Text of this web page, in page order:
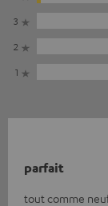
3
2
1
parfait
tout comme